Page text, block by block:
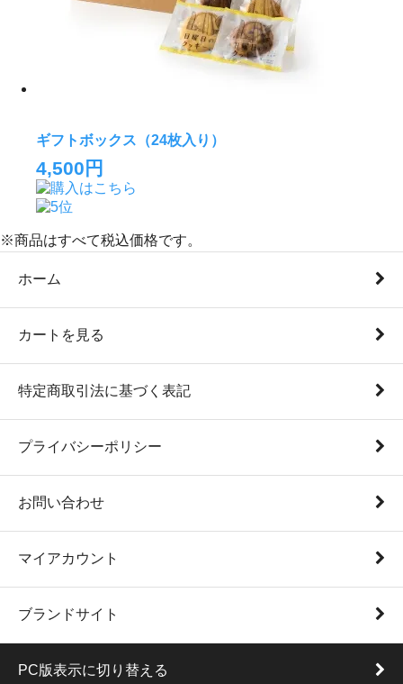
ギフトボックス（24枚入り）
4,500円
※商品はすべて税込価格です。
ホーム
カートを見る
特定商取引法に基づく表記
プライバシーポリシー
お問い合わせ
マイアカウント
ブランドサイト
PC版表示に切り替える